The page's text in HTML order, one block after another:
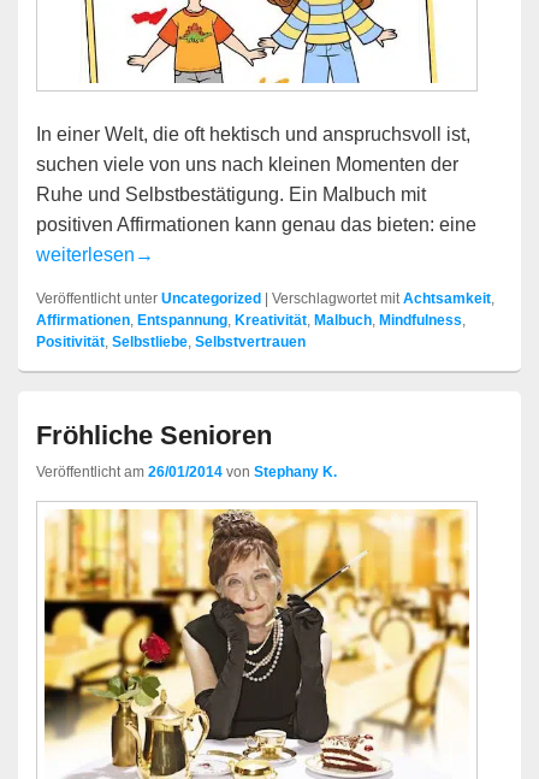
In einer Welt, die oft hektisch und anspruchsvoll ist,
suchen viele von uns nach kleinen Momenten der
Ruhe und Selbstbestätigung. Ein Malbuch mit
positiven Affirmationen kann genau das bieten: eine
Ein Malbuch voller Kraft: Affirmationen zum Ausmalen
weiterlesen →
Veröffentlicht unter Uncategorized Verschlagwortet mit Achtsamkeit,
Affirmationen, Entspannung, Kreativität, Malbuch, Mindfulness,
Positivität, Selbstliebe, Selbstvertrauen
Fröhliche Senioren
Veröffentlicht am 26/01/2014 von Stephany K.